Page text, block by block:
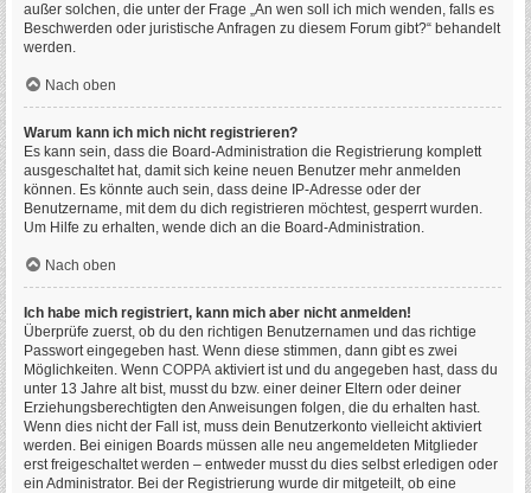
außer solchen, die unter der Frage „An wen soll ich mich wenden, falls es
Beschwerden oder juristische Anfragen zu diesem Forum gibt?“ behandelt
werden.
Nach oben
Warum kann ich mich nicht registrieren?
Es kann sein, dass die Board-Administration die Registrierung komplett
ausgeschaltet hat, damit sich keine neuen Benutzer mehr anmelden
können. Es könnte auch sein, dass deine IP-Adresse oder der
Benutzername, mit dem du dich registrieren möchtest, gesperrt wurden.
Um Hilfe zu erhalten, wende dich an die Board-Administration.
Nach oben
Ich habe mich registriert, kann mich aber nicht anmelden!
Überprüfe zuerst, ob du den richtigen Benutzernamen und das richtige
Passwort eingegeben hast. Wenn diese stimmen, dann gibt es zwei
Möglichkeiten. Wenn COPPA aktiviert ist und du angegeben hast, dass du
unter 13 Jahre alt bist, musst du bzw. einer deiner Eltern oder deiner
Erziehungsberechtigten den Anweisungen folgen, die du erhalten hast.
Wenn dies nicht der Fall ist, muss dein Benutzerkonto vielleicht aktiviert
werden. Bei einigen Boards müssen alle neu angemeldeten Mitglieder
erst freigeschaltet werden – entweder musst du dies selbst erledigen oder
ein Administrator. Bei der Registrierung wurde dir mitgeteilt, ob eine